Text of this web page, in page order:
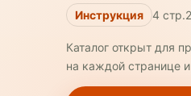
Инструкция 4 стр.
Каталог открыт для
на каждой странице